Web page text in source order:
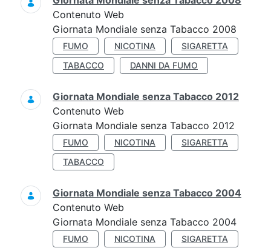
Contenuto Web
Giornata Mondiale senza Tabacco 2008
FUMO NICOTINA
SIGARETTA
TABACCO
DANNI DA FUMO
Giornata Mondiale senza Tabacco 2012
Contenuto Web
Giornata Mondiale senza Tabacco 2012
FUMO NICOTINA
SIGARETTA
TABACCO
Giornata Mondiale senza Tabacco 2004
Contenuto Web
Giornata Mondiale senza Tabacco 2004
FUMO NICOTINA
SIGARETTA